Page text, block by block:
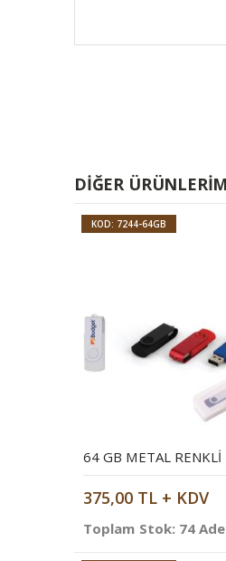
DIĞER
KOD: 7244-64GB
375,00 TL + KDV
Toplam Stok: 74